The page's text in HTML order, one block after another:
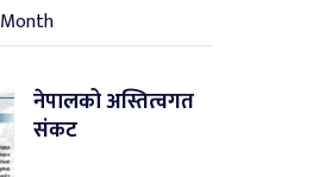
Month
नेपालको अस्तित्वगत
संकट